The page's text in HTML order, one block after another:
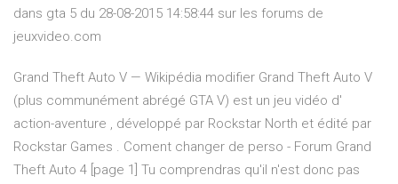
dans gta 5 du 28-08-2015 14:58:44 sur les forums de
jeuxvideo.com
Grand Theft Auto V — Wikipédia modifier Grand Theft Auto V
(plus communément abrégé GTA V) est un jeu vidéo d'
action-aventure , développé par Rockstar North et édité par
Rockstar Games . Coment changer de perso - Forum Grand
Theft Auto 4 [page 1] Tu comprendras qu'il n'est donc pas